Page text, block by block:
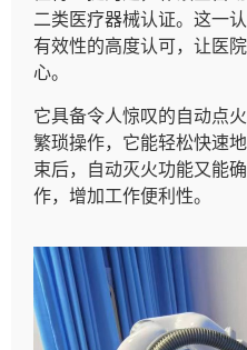
二类医疗器械认证。这一
有效性的高度认可，让医
心。
它具备令人惊叹的自动点
繁琐操作，它能轻松快速
束后，自动灭火功能又能
作，增加工作便利性。